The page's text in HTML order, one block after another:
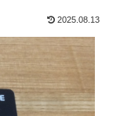
2025.08.13